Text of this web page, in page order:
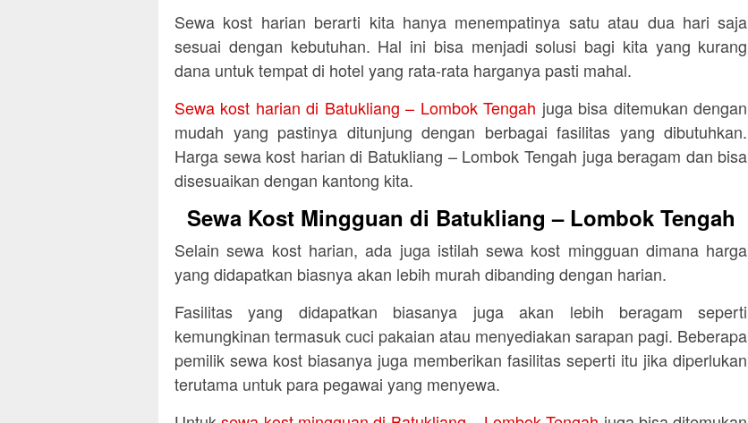
Sewa kost harian berarti kita hanya menempatinya satu atau dua hari saja
sesuai dengan kebutuhan. Hal ini bisa menjadi solusi bagi kita yang kurang
dana untuk tempat di hotel yang rata-rata harganya pasti mahal.
Sewa kost harian di Batukliang – Lombok Tengah juga bisa ditemukan dengan
mudah yang pastinya ditunjung dengan berbagai fasilitas yang dibutuhkan.
Harga sewa kost harian di Batukliang – Lombok Tengah juga beragam dan bisa
disesuaikan dengan kantong kita.
Sewa Kost Mingguan di Batukliang – Lombok Tengah
Selain sewa kost harian, ada juga istilah sewa kost mingguan dimana harga
yang didapatkan biasnya akan lebih murah dibanding dengan harian.
Fasilitas yang didapatkan biasanya juga akan lebih beragam seperti
kemungkinan termasuk cuci pakaian atau menyediakan sarapan pagi. Beberapa
pemilik sewa kost biasanya juga memberikan fasilitas seperti itu jika diperlukan
terutama untuk para pegawai yang menyewa.